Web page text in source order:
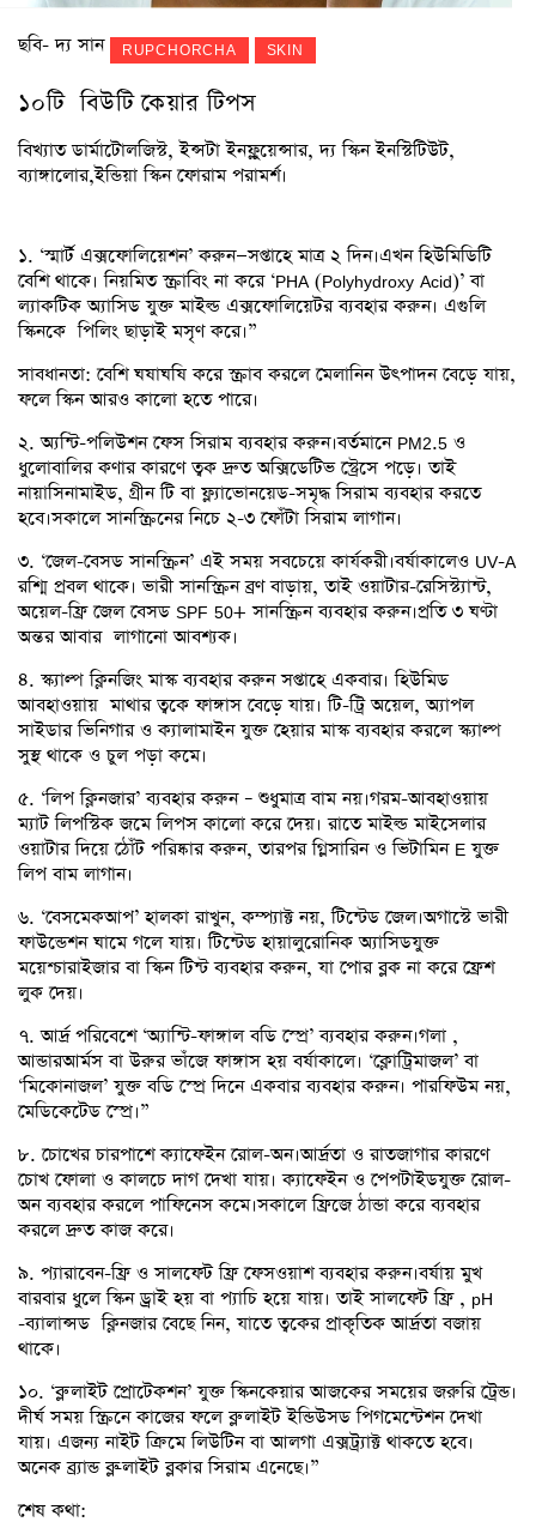
ছবি- দ্য সান RUPCHORCHA SKIN
১০টি বিউটি কেয়ার টিপস
বিখ্যাত ডার্মাটোলজিস্ট, ইন্সটা ইনফ্লুয়েন্সার, দ্য স্কিন ইনস্টিটিউট,
ব্যাঙ্গালোর,ইন্ডিয়া স্কিন ফোরাম পরামর্শ।
১. ‘স্মার্ট এক্সফোলিয়েশন’ করুন—সপ্তাহে মাত্র ২ দিন।এখন হিউমিডিটি
বেশি থাকে। নিয়মিত স্ক্রাবিং না করে ‘PHA (Polyhydroxy Acid)’ বা
ল্যাকটিক অ্যাসিড যুক্ত মাইল্ড এক্সফোলিয়েটর ব্যবহার করুন। এগুলি
স্কিনকে পিলিং ছাড়াই মসৃণ করে।”
সাবধানতা: বেশি ঘষাঘষি করে স্ক্রাব করলে মেলানিন উৎপাদন বেড়ে যায়,
ফলে স্কিন আরও কালো হতে পারে।
২. অ্যন্টি-পলিউশন ফেস সিরাম ব্যবহার করুন।বর্তমানে PM2.5 ও
ধুলোবালির কণার কারণে ত্বক দ্রুত অক্সিডেটিভ স্ট্রেসে পড়ে। তাই
নায়াসিনামাইড, গ্রীন টি বা ফ্ল্যাভোনয়েড-সমৃদ্ধ সিরাম ব্যবহার করতে
হবে।সকালে সানস্ক্রিনের নিচে ২-৩ ফোঁটা সিরাম লাগান।
৩. ‘জেল-বেসড সানস্ক্রিন’ এই সময় সবচেয়ে কার্যকরী।বর্ষাকালেও UV-A
রশ্মি প্রবল থাকে। ভারী সানস্ক্রিন ব্রণ বাড়ায়, তাই ওয়াটার-রেসিস্ট্যান্ট,
অয়েল-ফ্রি জেল বেসড SPF 50+ সানস্ক্রিন ব্যবহার করুন।প্রতি ৩ ঘণ্টা
অন্তর আবার লাগানো আবশ্যক।
৪. স্ক্যাল্প ক্লিনজিং মাস্ক ব্যবহার করুন সপ্তাহে একবার। হিউমিড
আবহাওয়ায় মাথার ত্বকে ফাঙ্গাস বেড়ে যায়। টি-ট্রি অয়েল, অ্যাপল
সাইডার ভিনিগার ও ক্যালামাইন যুক্ত হেয়ার মাস্ক ব্যবহার করলে স্ক্যাল্প
সুস্থ থাকে ও চুল পড়া কমে।
৫. ‘লিপ ক্লিনজার’ ব্যবহার করুন – শুধুমাত্র বাম নয়।গরম-আবহাওয়ায়
ম্যাট লিপস্টিক জমে লিপস কালো করে দেয়। রাতে মাইল্ড মাইসেলার
ওয়াটার দিয়ে ঠোঁট পরিষ্কার করুন, তারপর গ্লিসারিন ও ভিটামিন E যুক্ত
লিপ বাম লাগান।
৬. ‘বেসমেকআপ’ হালকা রাখুন, কম্প্যাক্ট নয়, টিন্টেড জেল।অগাস্টে ভারী
ফাউন্ডেশন ঘামে গলে যায়। টিন্টেড হায়ালুরোনিক অ্যাসিডযুক্ত
ময়েশ্চারাইজার বা স্কিন টিন্ট ব্যবহার করুন, যা পোর ব্লক না করে ফ্রেশ
লুক দেয়।
৭. আর্দ্র পরিবেশে ‘অ্যান্টি-ফাঙ্গাল বডি স্প্রে’ ব্যবহার করুন।গলা ,
আন্ডারআর্মস বা উরুর ভাঁজে ফাঙ্গাস হয় বর্ষাকালে। ‘ক্লোট্রিমাজল’ বা
‘মিকোনাজল’ যুক্ত বডি স্প্রে দিনে একবার ব্যবহার করুন। পারফিউম নয়,
মেডিকেটেড স্প্রে।”
৮. চোখের চারপাশে ক্যাফেইন রোল-অন।আর্দ্রতা ও রাতজাগার কারণে
চোখ ফোলা ও কালচে দাগ দেখা যায়। ক্যাফেইন ও পেপটাইডযুক্ত রোল-
অন ব্যবহার করলে পাফিনেস কমে।সকালে ফ্রিজে ঠান্ডা করে ব্যবহার
করলে দ্রুত কাজ করে।
৯. প্যারাবেন-ফ্রি ও সালফেট ফ্রি ফেসওয়াশ ব্যবহার করুন।বর্ষায় মুখ
বারবার ধুলে স্কিন ড্রাই হয় বা প্যাচি হয়ে যায়। তাই সালফেট ফ্রি , pH
-ব্যালান্সড ক্লিনজার বেছে নিন, যাতে ত্বকের প্রাকৃতিক আর্দ্রতা বজায়
থাকে।
১০. ‘ব্লু লাইট প্রোটেকশন’ যুক্ত স্কিনকেয়ার আজকের সময়ের জরুরি ট্রেন্ড।
দীর্ঘ সময় স্ক্রিনে কাজের ফলে ব্লু লাইট ইন্ডিউসড পিগমেন্টেশন দেখা
যায়। এজন্য নাইট ক্রিমে লিউটিন বা আলগা এক্সট্র্যাক্ট থাকতে হবে।
অনেক ব্র্যান্ড ব্লু-লাইট ব্লকার সিরাম এনেছে।”
শেষ কথা: